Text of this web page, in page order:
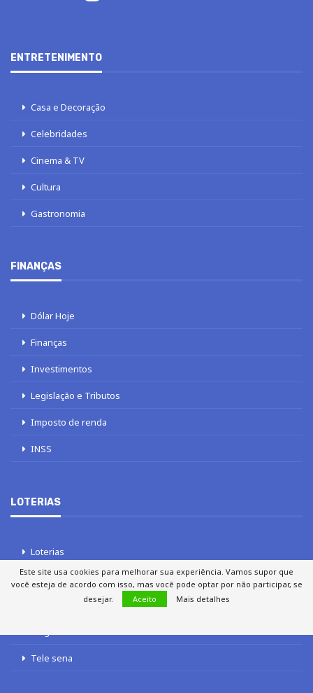
ENTRETENIMENTO
Casa e Decoração
Celebridades
Cinema & TV
Cultura
Gastronomia
FINANÇAS
Dólar Hoje
Finanças
Investimentos
Legislação e Tributos
Imposto de renda
INSS
LOTERIAS
Loterias
Quina
Tele sena
Este site usa cookies para melhorar sua experiência. Vamos supor que
você esteja de acordo com isso, mas você pode optar por não participar, se
desejar.
Aceito Mais detalhes